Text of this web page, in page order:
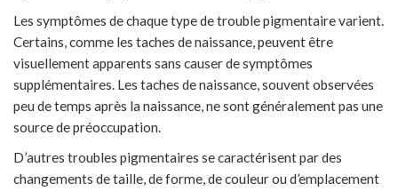
Les symptômes de chaque type de trouble pigmentaire varient.
Certains, comme les taches de naissance, peuvent être
visuellement apparents sans causer de symptômes
supplémentaires. Les taches de naissance, souvent observées
peu de temps après la naissance, ne sont généralement pas une
source de préoccupation.
D’autres troubles pigmentaires se caractérisent par des
changements de taille, de forme, de couleur ou d’emplacement